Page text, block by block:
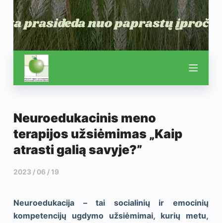
Neuroedukacinis meno
terapijos užsiėmimas „Kaip
atrasti galią savyje?”
2023 / 06 / 19
Neuroedukacija – tai socialinių ir emocinių
kompetencijų ugdymo užsiėmimai, kurių metu,